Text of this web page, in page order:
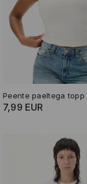
Peente paeltega topp
7,99 EUR